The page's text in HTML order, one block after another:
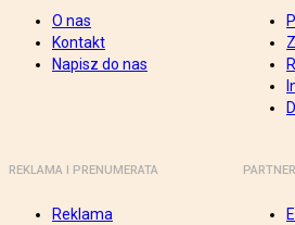
O nas
Kontakt
Napisz do nas
REKLAMA I PRENUMERATA
Reklama